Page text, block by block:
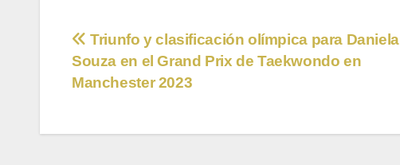
Navegación
de
Triunfo y clasificación olímpica para Daniela
Souza en el Grand Prix de Taekwondo en
Manchester 2023